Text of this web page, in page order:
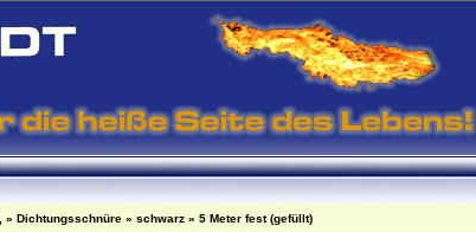
» Dichtungsschnüre » schwarz » 5 Meter fest (gefüllt)